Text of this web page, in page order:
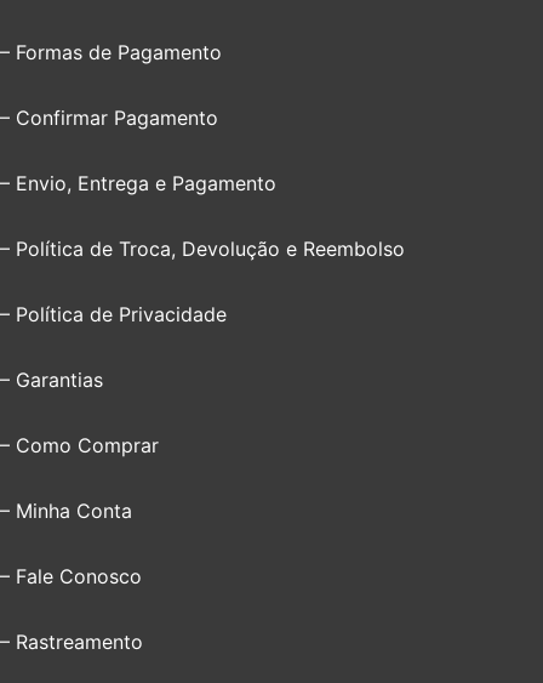
– Formas de Pagamento
– Confirmar Pagamento
– Envio, Entrega e Pagamento
– Política de Troca, Devolução e Reembolso
– Política de Privacidade
– Garantias
– Como Comprar
– Minha Conta
– Fale Conosco
– Rastreamento